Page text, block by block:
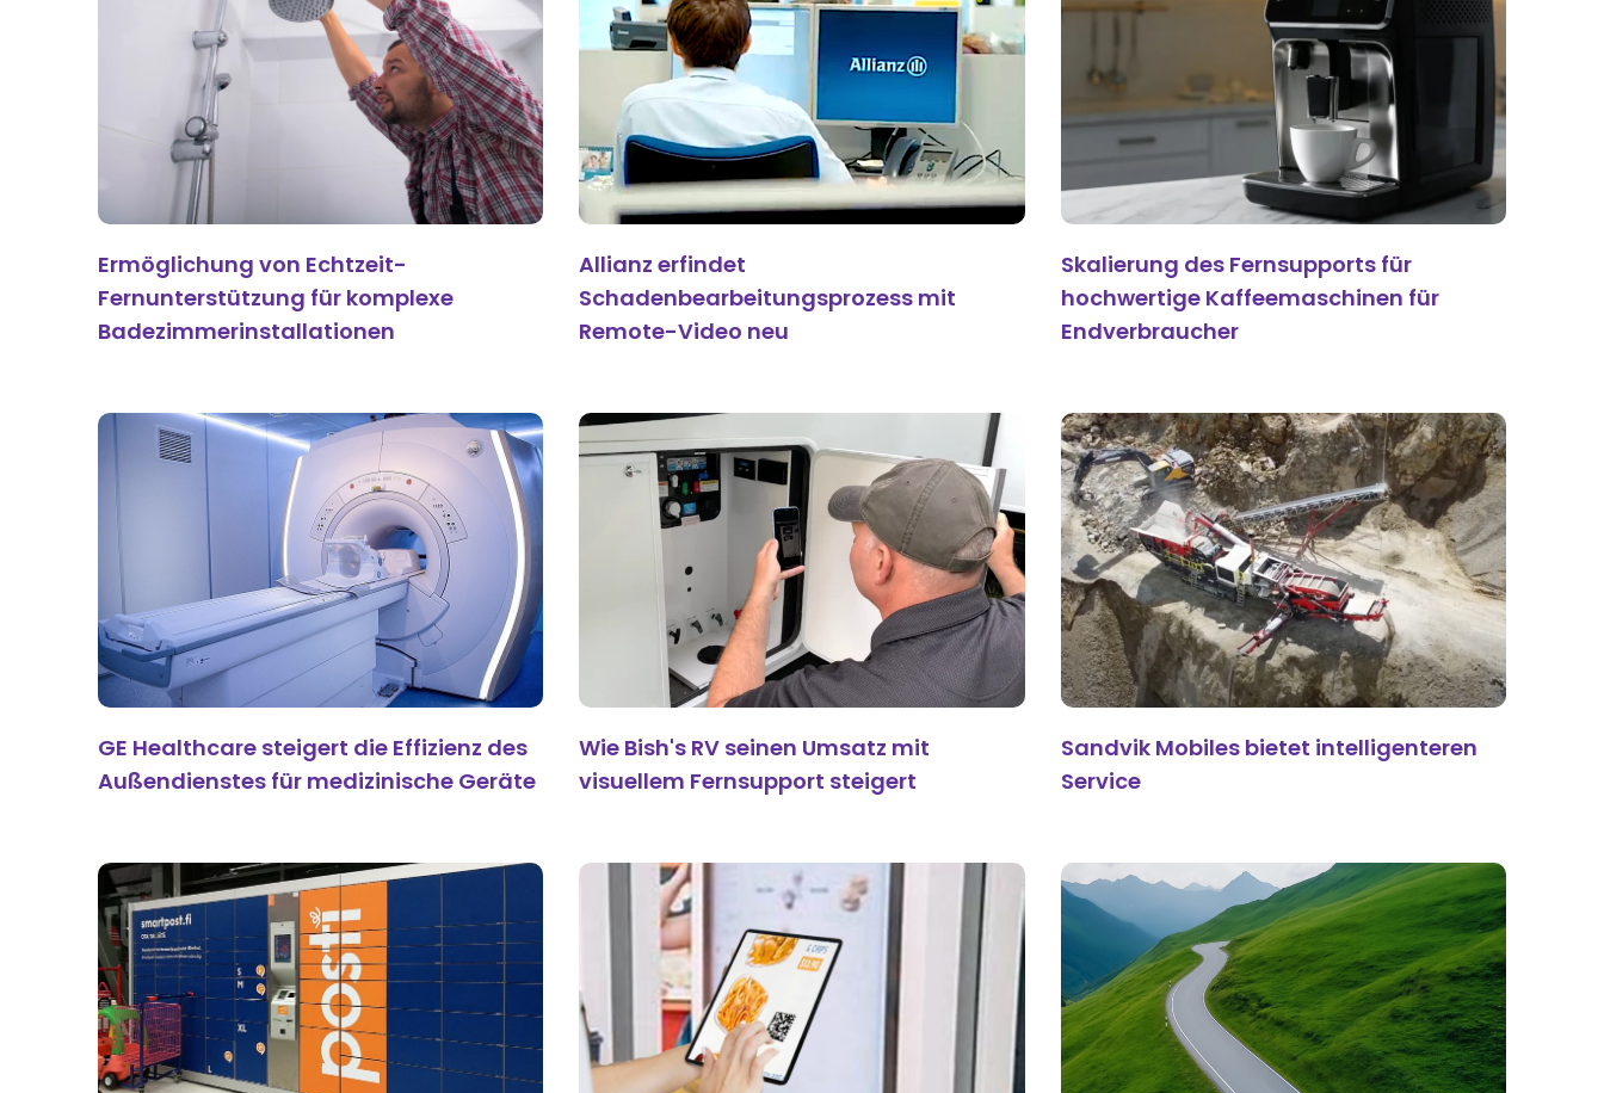
Ermöglichung von Echtzeit-
Fernunterstützung für komplexe
Badezimmerinstallationen
Allianz erfindet
Schadenbearbeitungsprozess mit
Remote-Video neu
Skalierung des Fernsupports für
hochwertige Kaffeemaschinen für
Endverbraucher
GE Healthcare steigert die Effizienz des
Außendienstes für medizinische Geräte
Wie Bish's RV seinen Umsatz mit
visuellem Fernsupport steigert
Sandvik Mobiles bietet intelligenteren
Service